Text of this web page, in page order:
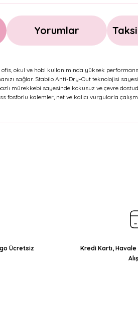
Yorumlar
ofis, okul ve hobi kullanımında yüksek
sağlar. Stabilo Anti-Dry-Out teknolojisi
mürekkebi sayesinde kokusuz ve çevre
fosforlu kalemler, net ve kalıcı vurgularla
pahalı.
olmalı.
Ücretsiz
Kredi Kartı,